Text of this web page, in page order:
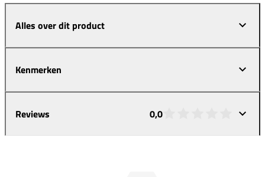
Alles over dit product
Kenmerken
Reviews 0,0